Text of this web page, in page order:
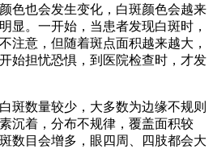
色也会发生变化，白斑颜色会越来
显。一开始，当患者发现白斑时，
注意，但随着斑点面积越来越大，
始担忧恐惧，到医院检查时，才发
数量较少，大多数为边缘不规则
沉着，分布不规律，覆盖面积较
数目会增多，眼四周、四肢都会大